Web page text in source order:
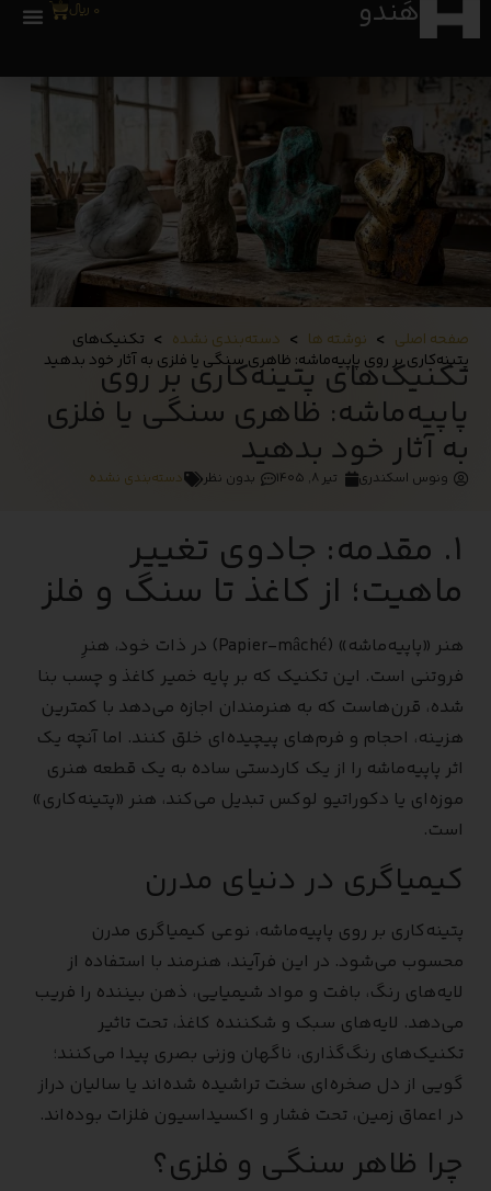
هَندو 0 ﷼
صفحه اصلی > نوشته ها > دسته‌بندی نشده > تکنیک‌های
پتینه‌کاری بر روی پاپیه‌ماشه: ظاهری سنگی یا فلزی به آثار خود بدهید
تکنیک‌های پتینه‌کاری بر روی
پاپیه‌ماشه: ظاهری سنگی یا فلزی
به آثار خود بدهید
ونوس اسکندری تیر ۸, ۱۴۰۵ بدون نظر دسته‌بندی نشده
۱. مقدمه: جادوی تغییر
ماهیت؛ از کاغذ تا سنگ و فلز
هنر «پاپیه‌ماشه» (Papier-mâché) در ذات خود، هنرِ
فروتنی است. این تکنیک که بر پایه خمیر کاغذ و چسب بنا
شده، قرن‌هاست که به هنرمندان اجازه می‌دهد با کمترین
هزینه، احجام و فرم‌های پیچیده‌ای خلق کنند. اما آنچه یک
اثر پاپیه‌ماشه را از یک کاردستی ساده به یک قطعه هنری
موزه‌ای یا دکوراتیو لوکس تبدیل می‌کند، هنر «پتینه‌کاری»
است.
کیمیاگری در دنیای مدرن
پتینه‌کاری بر روی پاپیه‌ماشه، نوعی کیمیاگری مدرن
محسوب می‌شود. در این فرآیند، هنرمند با استفاده از
لایه‌های رنگ، بافت و مواد شیمیایی، ذهن بیننده را فریب
می‌دهد. لایه‌های سبک و شکننده کاغذ، تحت تاثیر
تکنیک‌های رنگ‌گذاری، ناگهان وزنی بصری پیدا می‌کنند؛
گویی از دل صخره‌ای سخت تراشیده شده‌اند یا سالیان دراز
در اعماق زمین، تحت فشار و اکسیداسیون فلزات بوده‌اند.
چرا ظاهر سنگی و فلزی؟